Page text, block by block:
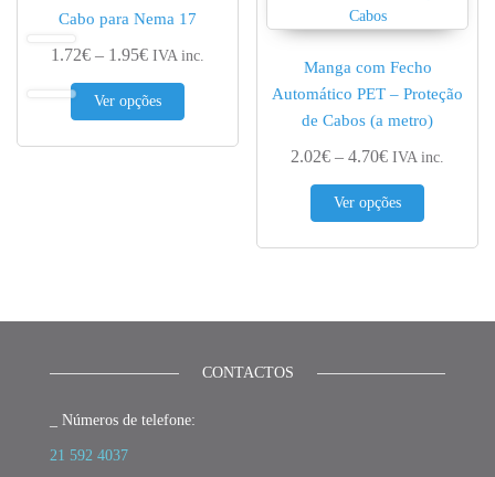
Cabo para Nema 17
1.72€ – 1.95€Price range: 1.72€ through 1.95€
IVA inc.
Ver opções
This product has multiple variants. The options
Manga com Fecho
Automático PET – Proteção
de Cabos (a metro)
2.02€ – 4.70€Price range:
IVA inc.
Ver opções
This
CONTACTOS
_ Números de telefone:
21 592 4037